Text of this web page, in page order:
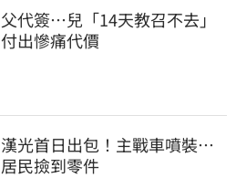
父代簽…兒「14天教召不去」
付出慘痛代價
漢光首日出包！主戰車噴裝…
居民撿到零件